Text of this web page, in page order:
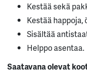
Kestää sekä
Kestää happoja,
Sisältää
Helppo asentaa.
Saatavana olevat